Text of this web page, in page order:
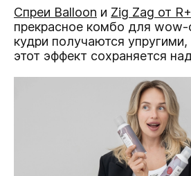
Спреи Balloon и Zig Zag от
прекрасное комбо для
кудри получаются
этот эффект сохраняется